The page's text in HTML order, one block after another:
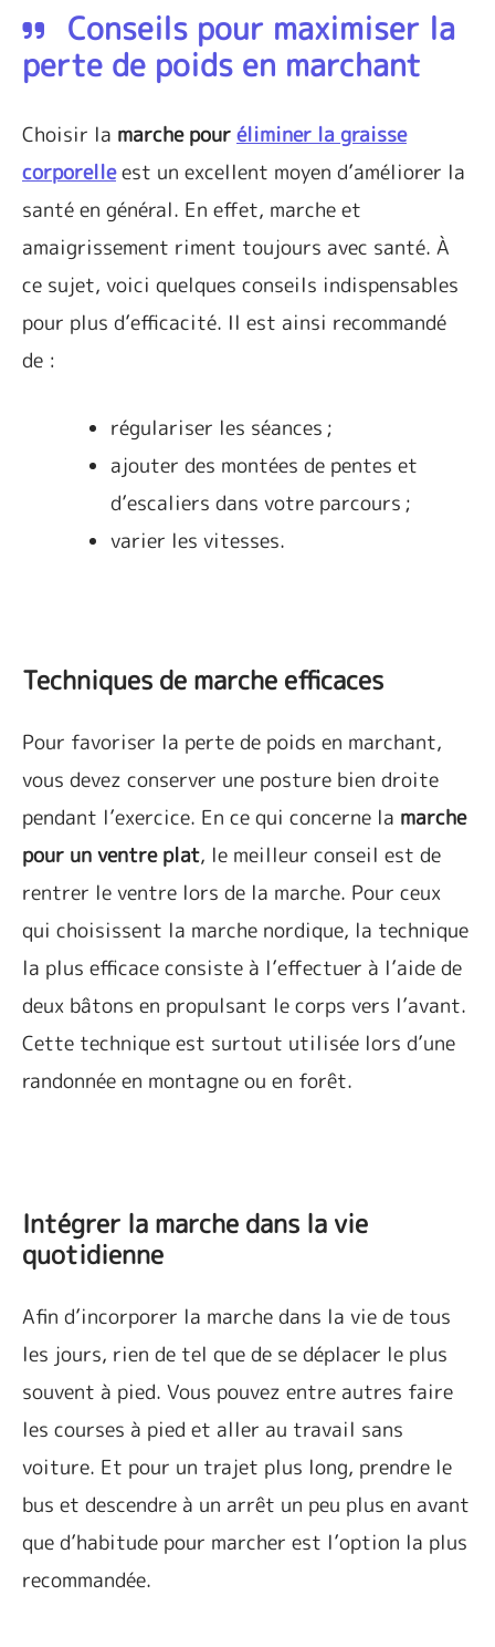
Conseils pour maximiser la
perte de poids en marchant
Choisir la marche pour éliminer la graisse
corporelleest un excellent moyen d’améliorer la
santé en général. En effet, marche et
amaigrissement riment toujours avec santé. À
ce sujet, voici quelques conseils indispensables
pour plus d’efficacité. Il est ainsi recommandé
de :
régulariser les séances ;
ajouter des montées de pentes et
d’escaliers dans votre parcours ;
varier les vitesses.
Techniques de marche efficaces
Pour favoriser la perte de poids en marchant,
vous devez conserver une posture bien droite
pendant l’exercice. En ce qui concerne la marche
pour un ventre plat, le meilleur conseil est de
rentrer le ventre lors de la marche. Pour ceux
qui choisissent la marche nordique, la technique
la plus efficace consiste à l’effectuer à l’aide de
deux bâtons en propulsant le corps vers l’avant.
Cette technique est surtout utilisée lors d’une
randonnée en montagne ou en forêt.
Intégrer la marche dans la vie
quotidienne
Afin d’incorporer la marche dans la vie de tous
les jours, rien de tel que de se déplacer le plus
souvent à pied. Vous pouvez entre autres faire
les courses à pied et aller au travail sans
voiture. Et pour un trajet plus long, prendre le
bus et descendre à un arrêt un peu plus en avant
que d’habitude pour marcher est l’option la plus
recommandée.